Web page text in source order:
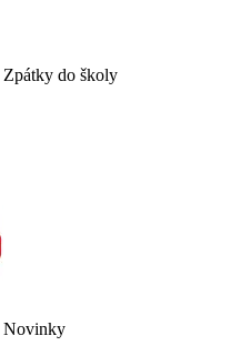
Zpátky do školy
Novinky